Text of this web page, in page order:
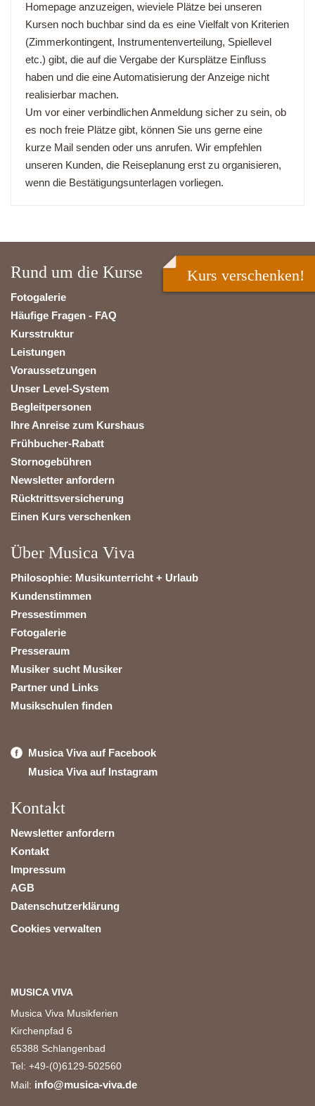
Homepage anzuzeigen, wieviele Plätze bei unseren
Kursen noch buchbar sind da es eine Vielfalt von Kriterien
(Zimmerkontingent, Instrumentenverteilung, Spiellevel
etc.) gibt, die auf die Vergabe der Kursplätze Einfluss
haben und die eine Automatisierung der Anzeige nicht
realisierbar machen.
Um vor einer verbindlichen Anmeldung sicher zu sein, ob
es noch freie Plätze gibt, können Sie uns gerne eine
kurze Mail senden oder uns anrufen. Wir empfehlen
unseren Kunden, die Reiseplanung erst zu organisieren,
wenn die Bestätigungsunterlagen vorliegen.
Rund um die Kurse
Fotogalerie
Häufige Fragen - FAQ
Kursstruktur
Leistungen
Voraussetzungen
Unser Level-System
Begleitpersonen
Ihre Anreise zum Kurshaus
Frühbucher-Rabatt
Stornogebühren
Newsletter anfordern
Rücktrittsversicherung
Einen Kurs verschenken
Über Musica Viva
Philosophie: Musikunterricht + Urlaub
Kundenstimmen
Pressestimmen
Fotogalerie
Presseraum
Musiker sucht Musiker
Partner und Links
Musikschulen finden
Musica Viva auf Facebook
Musica Viva auf Instagram
Kontakt
Newsletter anfordern
Kontakt
Impressum
AGB
Datenschutzerklärung
Cookies verwalten
MUSICA VIVA
Musica Viva Musikferien
Kirchenpfad 6
65388 Schlangenbad
Tel: +49-(0)6129-502560
Mail: info@musica-viva.de
Kurs verschenken!